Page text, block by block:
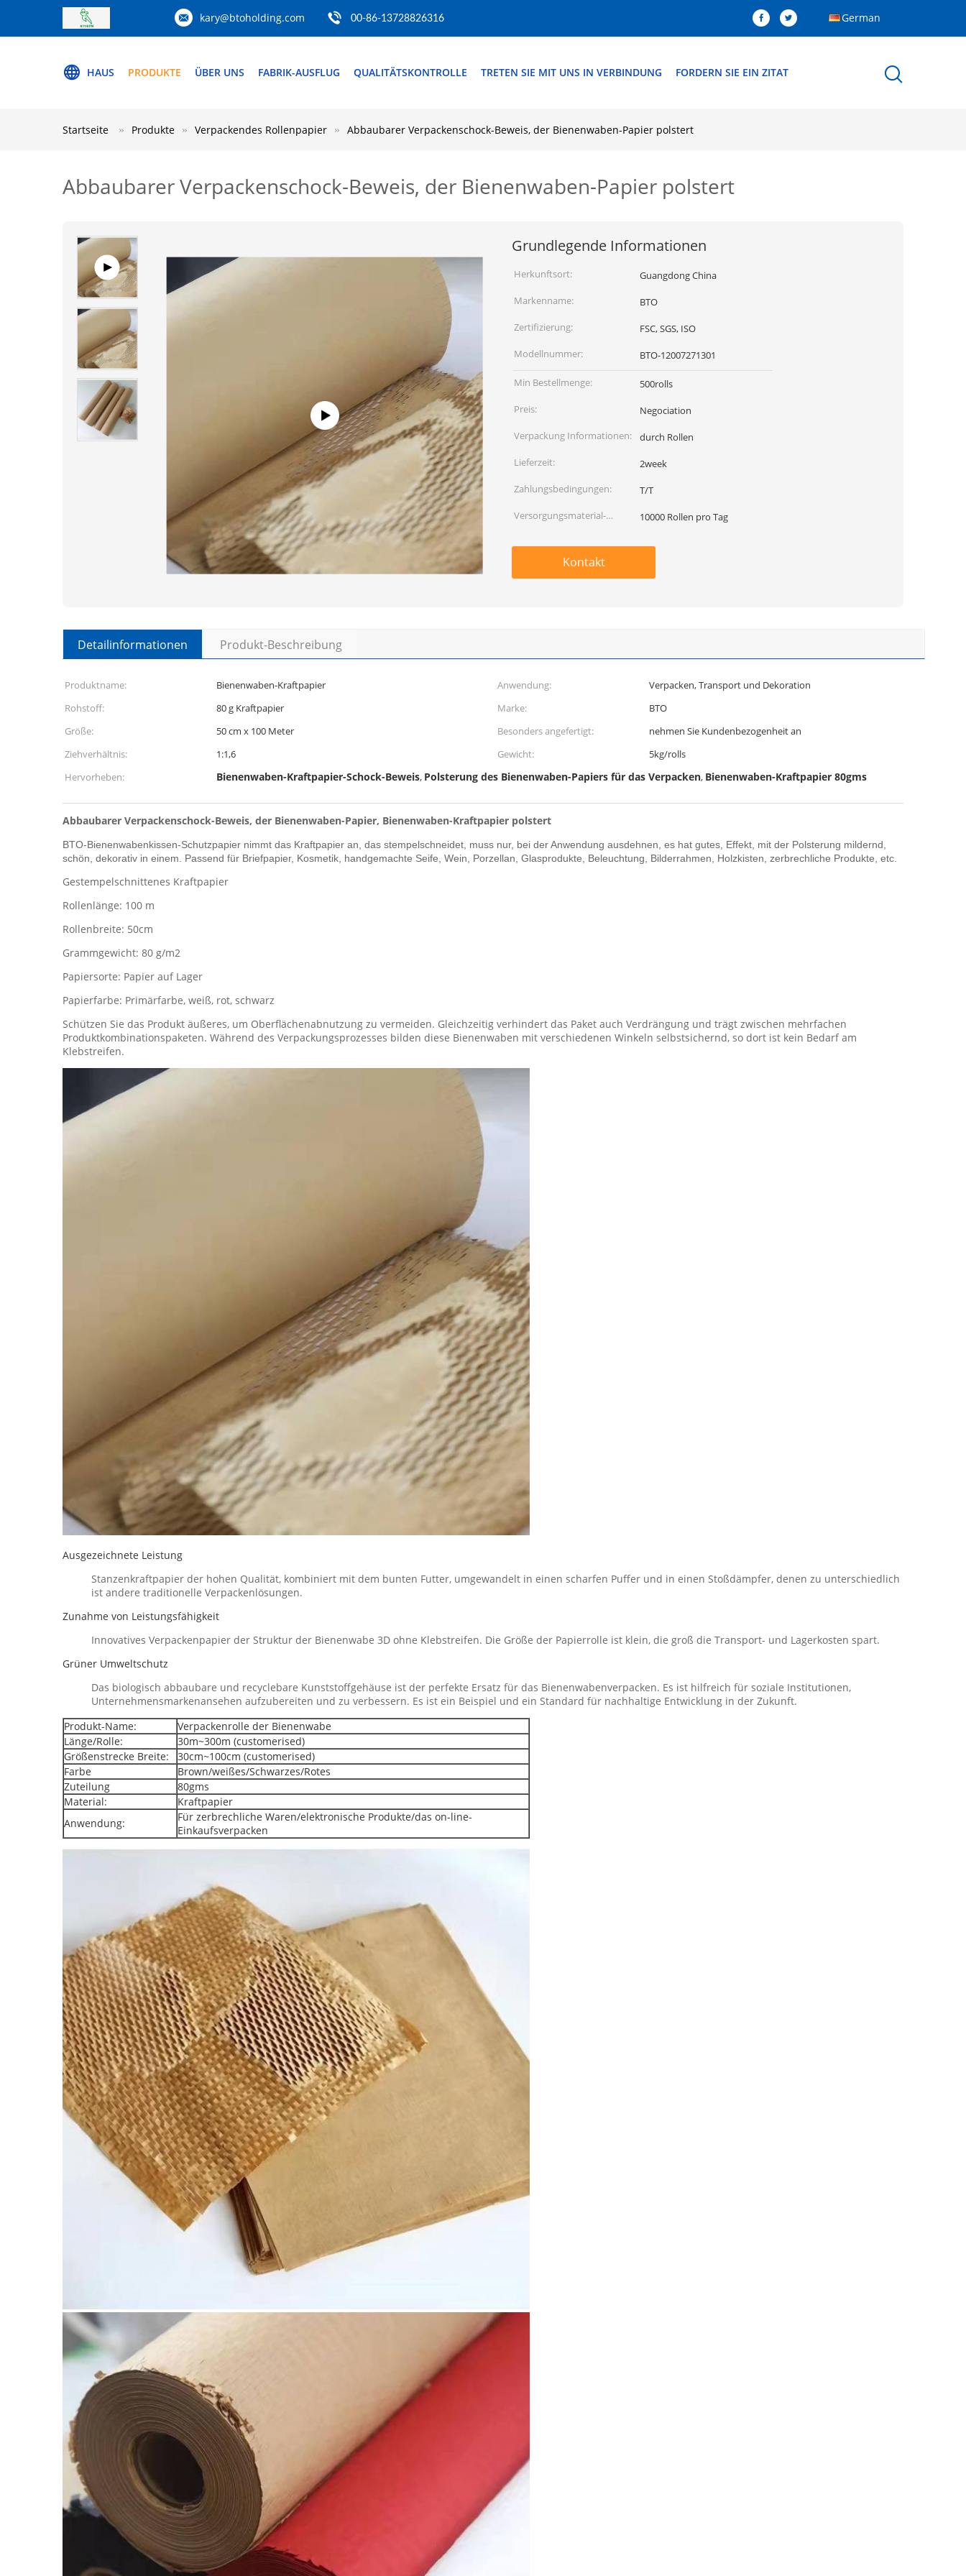
kary@btoholding.com 00-86-13728826316 German
HAUS PRODUKTE ÜBER UNS FABRIK-AUSFLUG QUALITÄTSKONTROLLE TRETEN SIE MIT UNS IN VERBINDUNG FORDERN SIE EIN ZITAT
Startseite Produkte Verpackendes Rollenpapier Abbaubarer Verpackenschock-Beweis, der Bienenwaben-Papier polstert
Abbaubarer Verpackenschock-Beweis, der Bienenwaben-Papier polstert
Grundlegende Informationen
Herkunftsort:
Guangdong China
Markenname:
BTO
Zertifizierung:
FSC, SGS, ISO
Modellnummer:
BTO-12007271301
Min Bestellmenge:
500rolls
Preis:
Negociation
Verpackung Informationen:
durch Rollen
Lieferzeit:
2week
Zahlungsbedingungen:
T/T
Versorgungsmaterial-
10000 Rollen pro Tag
Kontakt
Detailinformationen Produkt-Beschreibung
Produktname: Bienenwaben-Kraftpapier Anwendung:
Verpacken, Transport und Dekoration
Rohstoff:
80 g Kraftpapier Marke:
BTO
Größe:
50 cm x 100 Meter Besonders angefertigt:
nehmen Sie Kundenbezogenheit an
Ziehverhältnis:
1:1,6 Gewicht:
5kg/rolls
Hervorheben:
Bienenwaben-Kraftpapier-Schock-Beweis, Polsterung des Bienenwaben-Papiers für das Verpacken, Bienenwaben-Kraftpapier 80gms
Abbaubarer Verpackenschock-Beweis, der Bienenwaben-Papier, Bienenwaben-Kraftpapier polstert
BTO-Bienenwabenkissen-Schutzpapier nimmt das Kraftpapier an, das stempelschneidet, muss nur, bei der Anwendung ausdehnen, es hat gutes, Effekt, mit der Polsterung mildernd,
schön, dekorativ in einem. Passend für Briefpapier, Kosmetik, handgemachte Seife, Wein, Porzellan, Glasprodukte, Beleuchtung, Bilderrahmen, Holzkisten, zerbrechliche Produkte, etc.
Gestempelschnittenes Kraftpapier
Rollenlänge: 100 m
Rollenbreite: 50cm
Grammgewicht: 80 g/m2
Papiersorte: Papier auf Lager
Papierfarbe: Primärfarbe, weiß, rot, schwarz
Schützen Sie das Produkt äußeres, um Oberflächenabnutzung zu vermeiden. Gleichzeitig verhindert das Paket auch Verdrängung und trägt zwischen mehrfachen
Produktkombinationspaketen. Während des Verpackungsprozesses bilden diese Bienenwaben mit verschiedenen Winkeln selbstsichernd, so dort ist kein Bedarf am
Klebstreifen.
Ausgezeichnete Leistung
Stanzenkraftpapier der hohen Qualität, kombiniert mit dem bunten Futter, umgewandelt in einen scharfen Puffer und in einen Stoßdämpfer, denen zu unterschiedlich
ist andere traditionelle Verpackenlösungen.
Zunahme von Leistungsfähigkeit
Innovatives Verpackenpapier der Struktur der Bienenwabe 3D ohne Klebstreifen. Die Größe der Papierrolle ist klein, die groß die Transport- und Lagerkosten spart.
Grüner Umweltschutz
Das biologisch abbaubare und recyclebare Kunststoffgehäuse ist der perfekte Ersatz für das Bienenwabenverpacken. Es ist hilfreich für soziale Institutionen,
Unternehmensmarkenansehen aufzubereiten und zu verbessern. Es ist ein Beispiel und ein Standard für nachhaltige Entwicklung in der Zukunft.
Produkt-Name:
Verpackenrolle der Bienenwabe
Länge/Rolle:
30m~300m (customerised)
Größenstrecke Breite:
30cm~100cm (customerised)
Farbe
Brown/weißes/Schwarzes/Rotes
Zuteilung
80gms
Material:
Kraftpapier
Anwendung:
Für zerbrechliche Waren/elektronische Produkte/das on-line-
Einkaufsverpacken